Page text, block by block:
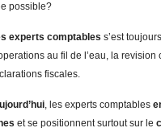
possible?
experts comptables s’est
au fil de l’eau, la
fiscales.
, les experts comptables
et se positionnent surtout sur le